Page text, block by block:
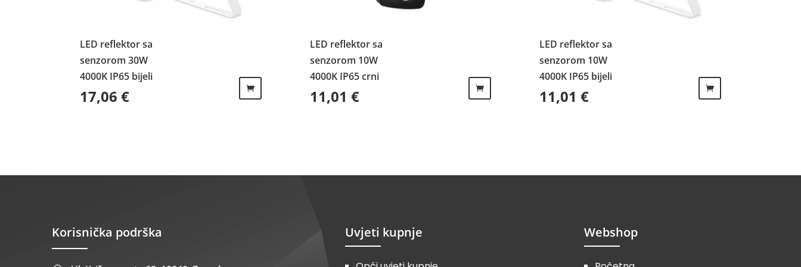
LED reflektor sa
senzorom 30W
4000K IP65 bijeli
17,06€
LED reflektor sa
senzorom 10W
4000K IP65 crni
11,01 €
LED reflektor sa
senzorom 10W
4000K IP65 bijeli
11,01 €
Korisnička podrška Uvjeti kupnje Webshop